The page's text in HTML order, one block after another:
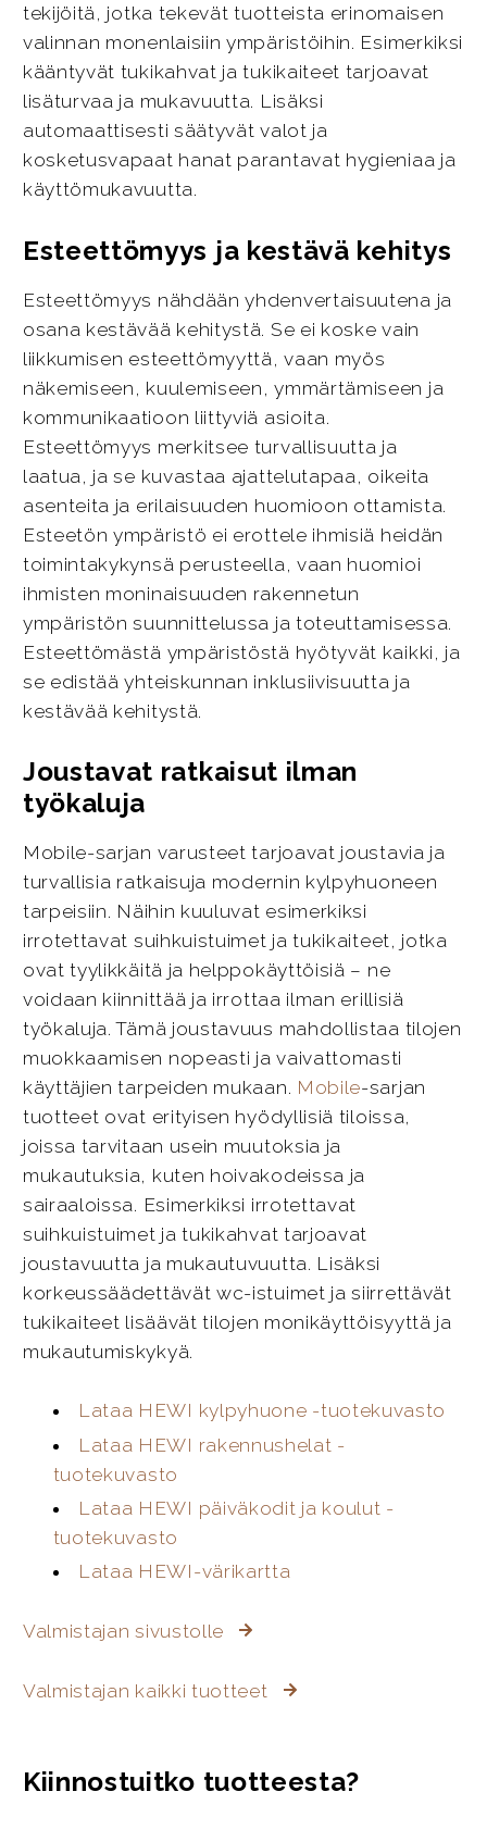
tekijöitä, jotka tekevät tuotteista erinomaisen
valinnan monenlaisiin ympäristöihin. Esimerkiksi
kääntyvät tukikahvat ja tukikaiteet tarjoavat
lisäturvaa ja mukavuutta. Lisäksi
automaattisesti säätyvät valot ja
kosketusvapaat hanat parantavat hygieniaa ja
käyttömukavuutta.
Esteettömyys ja kestävä kehitys
Esteettömyys nähdään yhdenvertaisuutena ja
osana kestävää kehitystä. Se ei koske vain
liikkumisen esteettömyyttä, vaan myös
näkemiseen, kuulemiseen, ymmärtämiseen ja
kommunikaatioon liittyviä asioita.
Esteettömyys merkitsee turvallisuutta ja
laatua, ja se kuvastaa ajattelutapaa, oikeita
asenteita ja erilaisuuden huomioon ottamista.
Esteetön ympäristö ei erottele ihmisiä heidän
toimintakykynsä perusteella, vaan huomioi
ihmisten moninaisuuden rakennetun
ympäristön suunnittelussa ja toteuttamisessa.
Esteettömästä ympäristöstä hyötyvät kaikki, ja
se edistää yhteiskunnan inklusiivisuutta ja
kestävää kehitystä.
Joustavat ratkaisut ilman
työkaluja
Mobile-sarjan varusteet tarjoavat joustavia ja
turvallisia ratkaisuja modernin kylpyhuoneen
tarpeisiin. Näihin kuuluvat esimerkiksi
irrotettavat suihkuistuimet ja tukikaiteet, jotka
ovat tyylikkäitä ja helppokäyttöisiä – ne
voidaan kiinnittää ja irrottaa ilman erillisiä
työkaluja. Tämä joustavuus mahdollistaa tilojen
muokkaamisen nopeasti ja vaivattomasti
käyttäjien tarpeiden mukaan. Mobile-sarjan
tuotteet ovat erityisen hyödyllisiä tiloissa,
joissa tarvitaan usein muutoksia ja
mukautuksia, kuten hoivakodeissa ja
sairaaloissa. Esimerkiksi irrotettavat
suihkuistuimet ja tukikahvat tarjoavat
joustavuutta ja mukautuvuutta. Lisäksi
korkeussäädettävät wc-istuimet ja siirrettävät
tukikaiteet lisäävät tilojen monikäyttöisyyttä ja
mukautumiskykyä.
Lataa HEWI kylpyhuone -tuotekuvasto
Lataa HEWI rakennushelat -
tuotekuvasto
Lataa HEWI päiväkodit ja koulut -
tuotekuvasto
Lataa HEWI-värikartta
Valmistajan sivustolle
Valmistajan kaikki tuotteet
Kiinnostuitko tuotteesta?